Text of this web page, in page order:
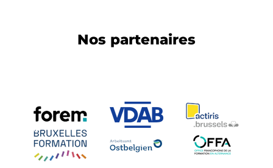
Nos partenaires